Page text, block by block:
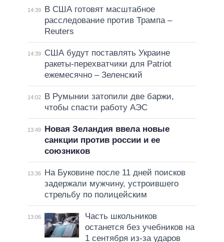
14:39
В США готовят масштабное
расследование против Трампа –
Reuters
14:39
США будут поставлять Украине
ракеты-перехватчики для Patriot
ежемесячно – Зеленский
14:02
В Румынии затопили две баржи,
чтобы спасти работу АЭС
13:49
Новая Зеландия ввела новые
санкции против россии и ее
союзников
13:36
На Буковине после 11 дней поисков
задержали мужчину, устроившего
стрельбу по полицейским
13:06
Часть школьников
останется без учебников на
1 сентября из-за ударов